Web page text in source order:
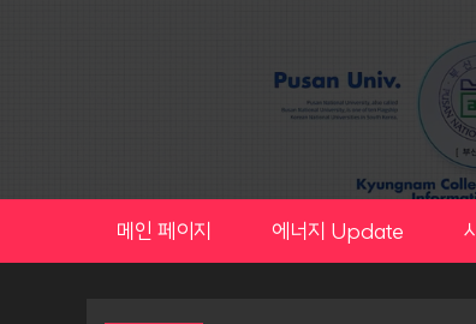
메인 페이지 에너지 Update